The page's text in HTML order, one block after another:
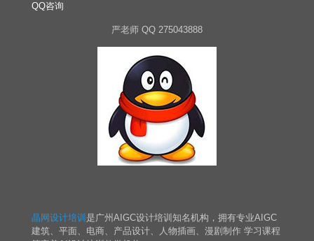
QQ咨询
严老师 QQ 275043888
晶网设计培训 是广州AIGC设计培训知名机构，拥有专业AIGC
建筑、平面、电商、产品设计、人物插画、漫剧制作 学习课程